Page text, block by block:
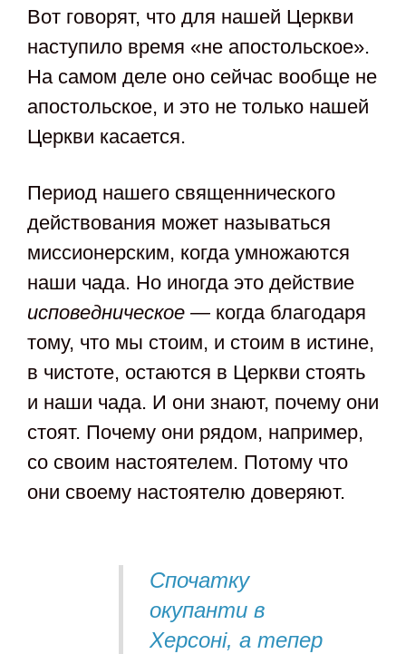
Вот говорят, что для нашей Церкви
наступило время «не апостольское».
На самом деле оно сейчас вообще не
апостольское, и это не только нашей
Церкви касается.
Период нашего священнического
действования может называться
миссионерским, когда умножаются
наши чада. Но иногда это действие
исповедническое — когда благодаря
тому, что мы стоим, и стоим в истине,
в чистоте, остаются в Церкви стоять
и наши чада. И они знают, почему они
стоят. Почему они рядом, например,
со своим настоятелем. Потому что
они своему настоятелю доверяют.
Спочатку
окупанти в
Херсоні, а тепер